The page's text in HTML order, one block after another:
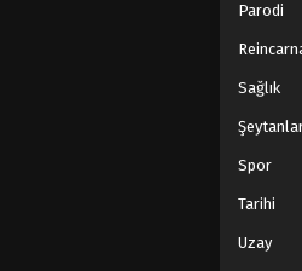
Parodi
Sağlık
Spor
Tarihi
Uzay